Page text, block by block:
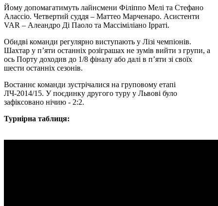
Йому допомагатимуть лайнсмени Філіппо Мелі та Стефано
Алассіо. Четвертий суддя – Маттео Марченаро. Асистенти
VAR – Алеандро Ді Паоло та Массіміліано Ірраті.
Обидві команди регулярно виступають у Лізі чемпіонів.
Шахтар у п’яти останніх розіграшах не зумів вийти з групи, а
ось Порту доходив до 1/8 фіналу або далі в п’яти зі своїх
шести останніх сезонів.
Востаннє команди зустрічалися на груповому етапі
ЛЧ-2014/15. У поєдинку другого туру у Львові було
зафіксовано нічию - 2:2.
Турнірна таблиця: